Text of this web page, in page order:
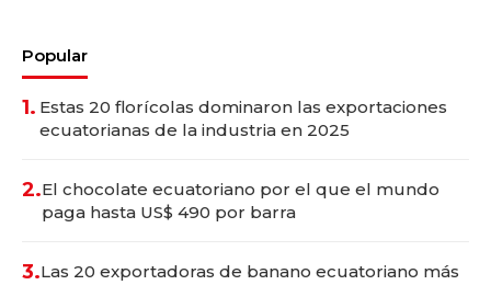
Popular
1. Estas 20 florícolas dominaron las exportaciones
ecuatorianas de la industria en 2025
2.El chocolate ecuatoriano por el que el mundo
paga hasta US$ 490 por barra
3.Las 20 exportadoras de banano ecuatoriano más